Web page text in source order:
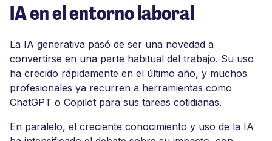
IA en el entorno laboral
La IA generativa pasó de ser una novedad a
convertirse en una parte habitual del trabajo. Su uso
ha crecido rápidamente en el último año, y muchos
profesionales ya recurren a herramientas como
ChatGPT o Copilot para sus tareas cotidianas.
En paralelo, el creciente conocimiento y uso de la IA